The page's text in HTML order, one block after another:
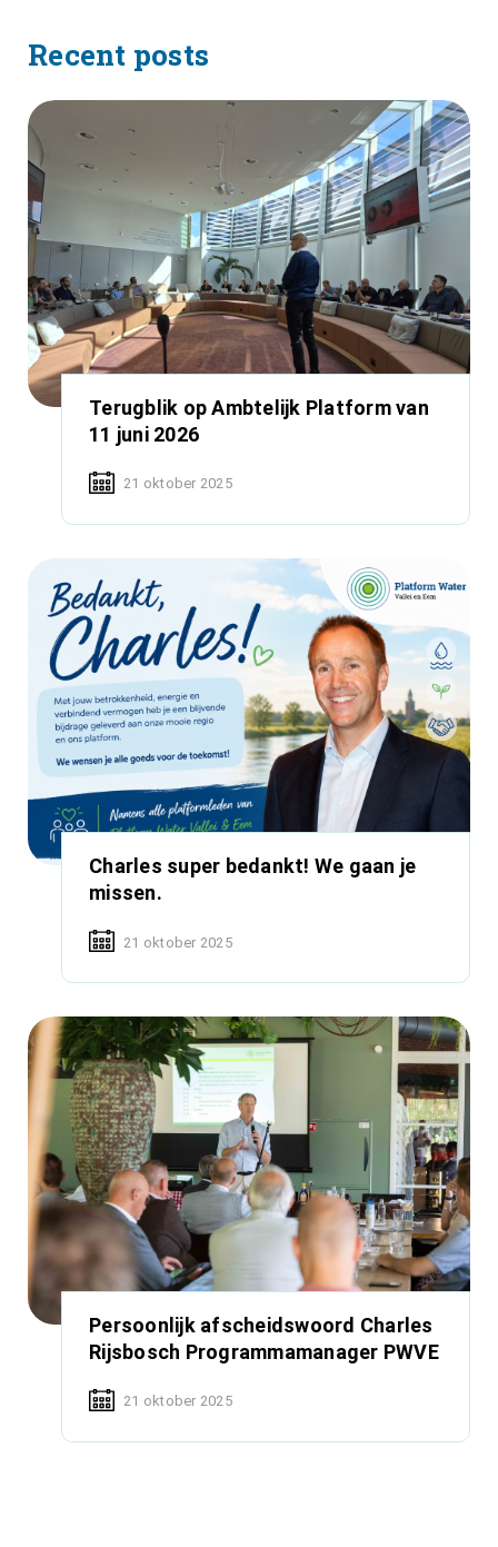
Recent posts
Terugblik op Ambtelijk Platform van
11 juni 2026
21 oktober 2025
Charles super bedankt! We gaan je
missen.
21 oktober 2025
Persoonlijk afscheidswoord Charles
Rijsbosch Programmamanager PWVE
21 oktober 2025